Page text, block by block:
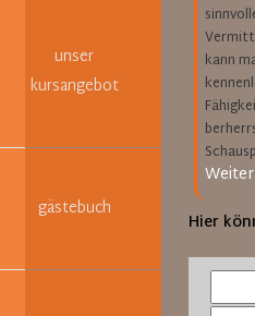
unser
kursangebot
gästebuch
kann
Hier